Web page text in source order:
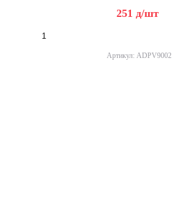
251 д/шт
Артикул: ADPV9002